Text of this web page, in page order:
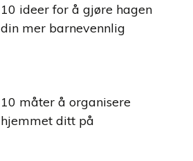
10 ideer for å gjøre hagen
din mer barnevennlig
10 måter å organisere
hjemmet ditt på